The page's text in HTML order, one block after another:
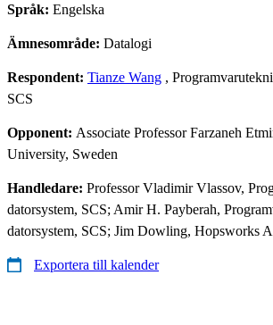
Språk: Engelska
Ämnesområde: Datalogi
Respondent: Tianze Wang ,
SCS
Opponent: Associate Professor Farzaneh
University, Sweden
Handledare: Professor Vladimir Vlassov,
datorsystem, SCS; Amir H. Payberah,
datorsystem, SCS; Jim Dowling, Hopsworks
Exportera till kalender